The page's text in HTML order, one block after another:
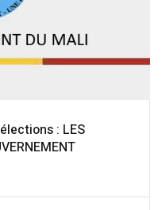
: LES